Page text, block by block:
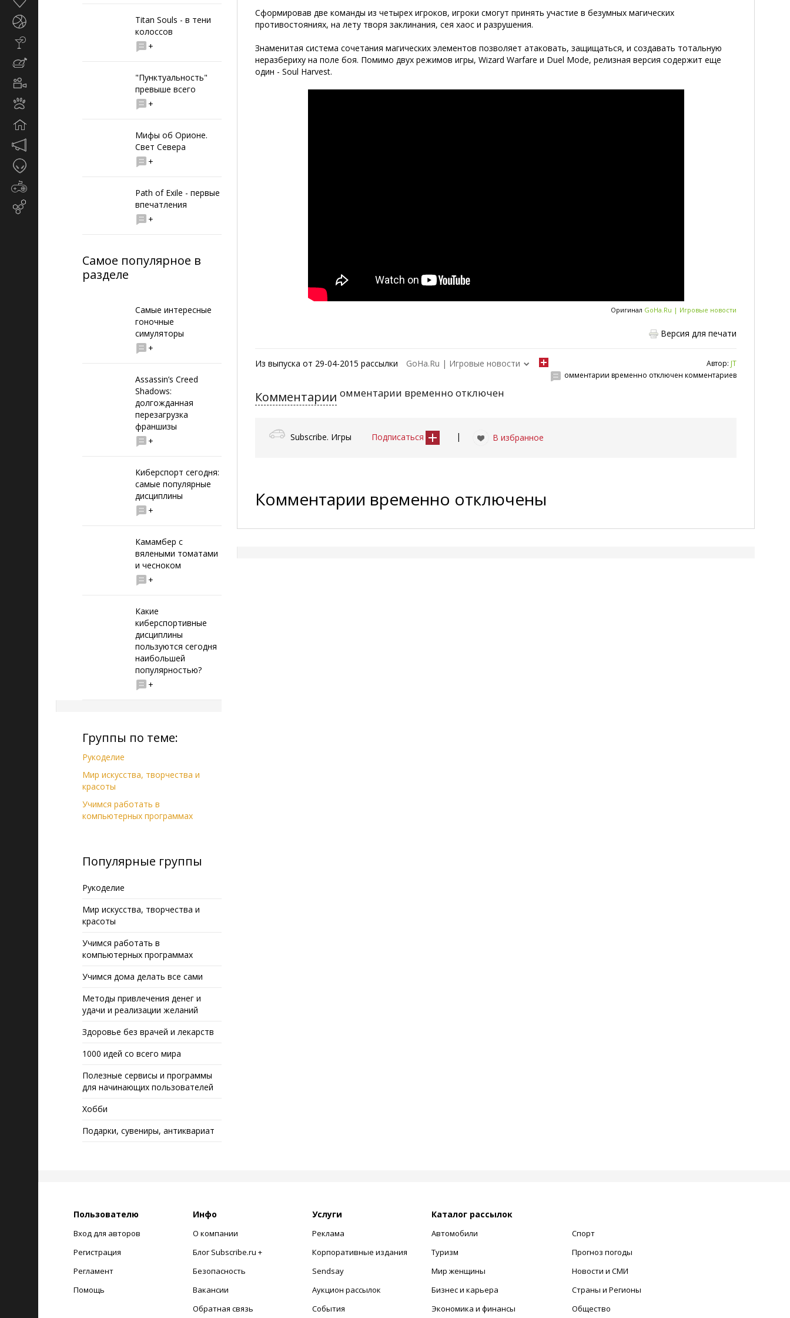
Titan Souls - в тени
колоссов
+
"Пунктуальность"
превыше всего
+
Мифы об Орионе.
Свет Севера
+
Path of Exile - первые
впечатления
+
Самое популярное в
разделе
Самые интересные
гоночные
симуляторы
+
Assassin’s Creed
Shadows:
долгожданная
перезагрузка
франшизы
+
Киберспорт сегодня:
самые популярные
дисциплины
+
Камамбер с
вялеными томатами
и чесноком
+
Какие
киберспортивные
дисциплины
пользуются сегодня
наибольшей
популярностью?
+
Группы по теме:
Рукоделие
Мир искусства, творчества и
красоты
Учимся работать в
компьютерных программах
Популярные группы
Рукоделие
Мир искусства, творчества и
красоты
Учимся работать в
компьютерных программах
Учимся дома делать все сами
Методы привлечения денег и
удачи и реализации желаний
Здоровье без врачей и лекарств
1000 идей со всего мира
Полезные сервисы и программы
для начинающих пользователей
Хобби
Подарки, сувениры, антиквариат
Сформировав две команды из четырех игроков, игроки смогут принять участие в безумных магических
противостояниях, на лету творя заклинания, сея хаос и разрушения.
Знаменитая система сочетания магических элементов позволяет атаковать, защищаться, и создавать тотальную
неразбериху на поле боя. Помимо двух режимов игры, Wizard Warfare и Duel Mode, релизная версия содержит еще
один - Soul Harvest.
Оригинал GoHa.Ru | Игровые новости
Версия для печати
Из выпуска от 29-04-2015 рассылки GoHa.Ru | Игровые новости Автор: JT
омментарии временно отключен комментариев
Комментарии омментарии временно отключен
Subscribe. Игры Подписаться | В избранное
Комментарии временно отключены
Пользователю
Вход для авторов
Регистрация
Регламент
Помощь
Инфо
О компании
Блог Subscribe.ru +
Безопасность
Вакансии
Обратная связь
Услуги
Реклама
Корпоративные издания
Sendsay
Аукцион рассылок
События
Каталог рассылок
Автомобили
Туризм
Мир женщины
Бизнес и карьера
Экономика и финансы
Спорт
Прогноз погоды
Новости и СМИ
Страны и Регионы
Общество